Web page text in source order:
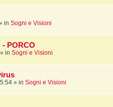
in Sogni e Visioni
PORCO
» in Sogni e Visioni
» in Sogni e Visioni